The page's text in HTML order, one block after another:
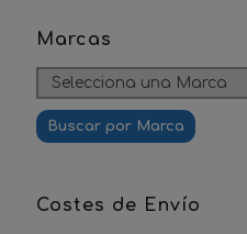
Marcas
Costes de Envío